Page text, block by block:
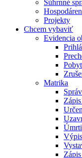
Súhrnné
Projekty
Chcem vybaviť
Evidencia
Matrika